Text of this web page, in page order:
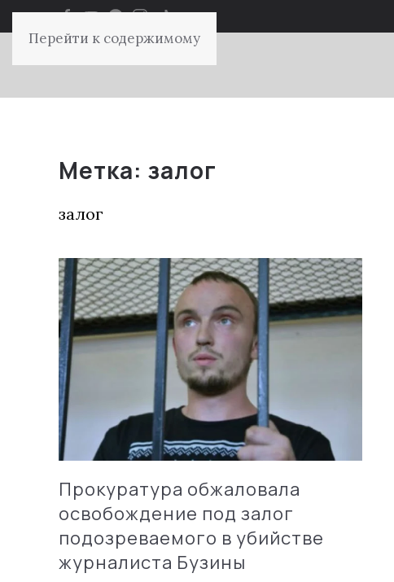
Перейти к содержимому
Метка: залог
залог
Прокуратура обжаловала
освобождение под залог
подозреваемого в убийстве
журналиста Бузины